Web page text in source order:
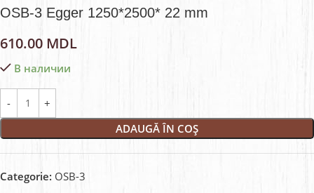
OSB-3 Egger 1250*2500* 22 mm
610.00 MDL
В наличии
ADAUGĂ ÎN COȘ
Categorie: OSB-3